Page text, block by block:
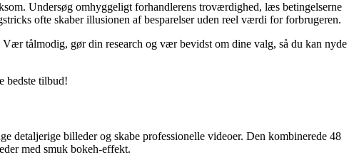
Undersøg omhyggeligt forhandlerens troværdighed, læs betingelserne
ofte skaber illusionen af besparelser uden reel værdi for forbrugeren.
tålmodig, gør din research og vær bevidst om dine valg, så du kan nyde
bedste tilbud!
detaljerige billeder og skabe professionelle videoer. Den kombinerede 48
med smuk bokeh-effekt.